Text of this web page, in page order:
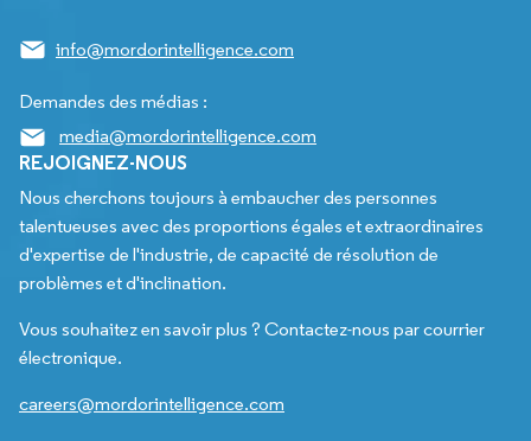
info@mordorintelligence.com
Demandes des médias :
media@mordorintelligence.com
REJOIGNEZ-NOUS
Nous cherchons toujours à embaucher des personnes
talentueuses avec des proportions égales et extraordinaires
d'expertise de l'industrie, de capacité de résolution de
problèmes et d'inclination.
Vous souhaitez en savoir plus ? Contactez-nous par courrier
électronique.
careers@mordorintelligence.com